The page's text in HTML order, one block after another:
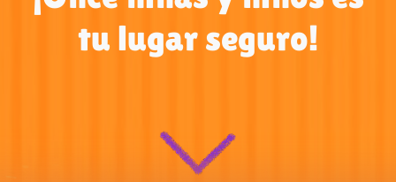
tu lugar seguro!